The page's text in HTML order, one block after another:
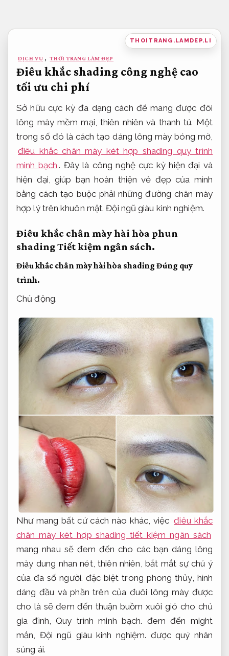
nội
THOITRANG.LAMDEP.LI
DỊCH VỤ , THỜI TRANG LÀM ĐẸP
Điêu khắc shading công nghệ cao
tối ưu chi phí
Sở hữu cực kỳ đa dạng cách để mang được đôi
lông mày mềm mại, thiên nhiên và thanh tú. Một
trong số đó là cách tạo dáng lông mày bóng mờ,
điêu khắc chân mày két hợp shading quy trình
minh bạch . Đây là công nghệ cực kỳ hiện đại và
hiện đại, giúp bạn hoàn thiện vẻ đẹp của mình
bằng cách tạo buộc phải những đường chân mày
hợp lý trên khuôn mặt.Đội ngũ giàu kinh nghiệm.
Điêu khắc chân mày hài hòa phun
shadingTiết kiệm ngân sách.
Điêu khắc chân mày hài hòa shading Đúng quy
trình.
Chủ động.
Như mang bất cứ cách nào khác, việc điêu khắc
chân mày két hợp shading tiết kiệm ngân sách
mang nhau sẽ đem đến cho các bạn dáng lông
mày dung nhan nét, thiên nhiên, bắt mắt sự chú ý
của đa số người. đặc biệt trong phong thủy, hình
dáng đầu và phần trên của đuôi lông mày được
cho là sẽ đem đến thuận buồm xuôi gió cho chủ
gia đình,Quy trình minh bạch. đem đến might
mắn, Đội ngũ giàu kinh nghiệm. được quý nhân
sủng ái.